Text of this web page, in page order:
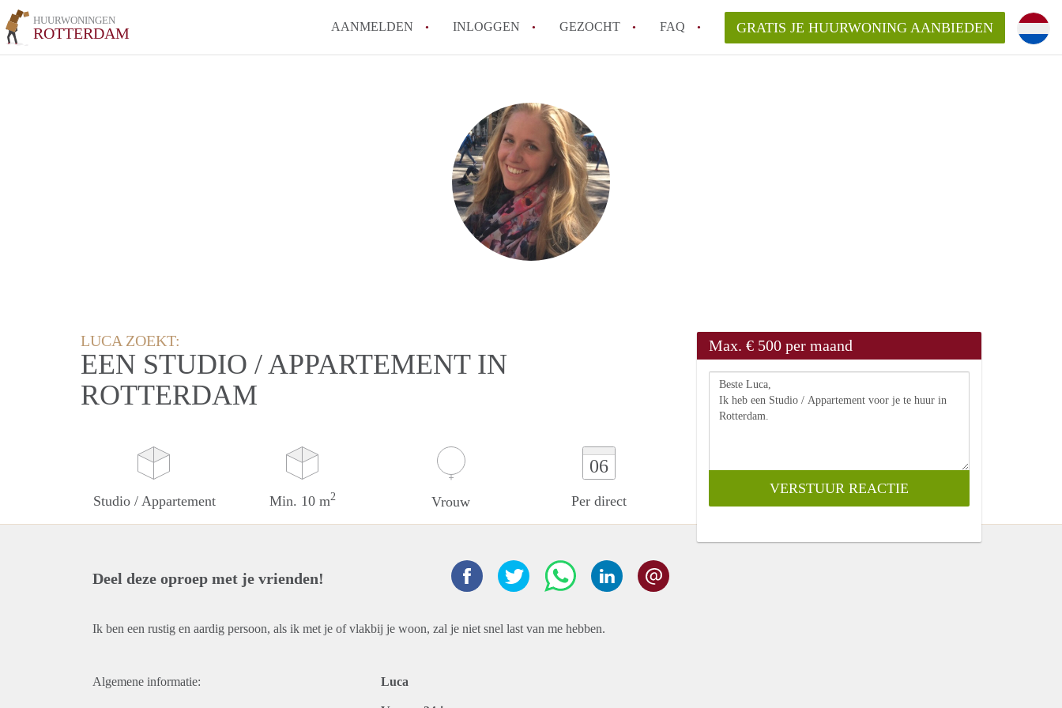
HUURWONINGEN
ROTTERDAM AANMELDEN INLOGGEN GEZOCHT FAQ
How to translate HuurwoningenRotterdam!
Wat is HuurwoningenRotterdam?
Hoeveel kost het om te reageren op een Huurwoning in Rotterdam?
Wat is de privacyverklaring van HuurwoningenRotterdam?
Berekent HuurwoningenRotterdam
makelaarsvergoeding/bemiddelingsvergoeding?
Alle veelgestelde vragen
GRATIS JE HUURWONING AANBIEDEN
LUCA ZOEKT:
EEN STUDIO / APPARTEMENT IN
ROTTERDAM
Studio / Appartement Min. 10 m2 Vrouw
06
Per direct
Max. € 500 per maand
Deel deze oproep met je vrienden!
Ik ben een rustig en aardig persoon, als ik met je of vlakbij je woon, zal je niet snel last van me hebben.
Algemene informatie: Luca